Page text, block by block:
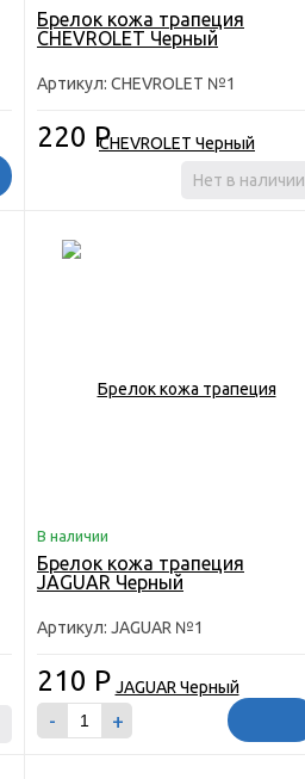
Брелок кожа трапеция
CHEVROLET Черный
Артикул: CHEVROLET №1
220 Р
Нет в наличии
В наличии
Брелок кожа трапеция
JAGUAR Черный
Артикул: JAGUAR №1
210 Р
- +